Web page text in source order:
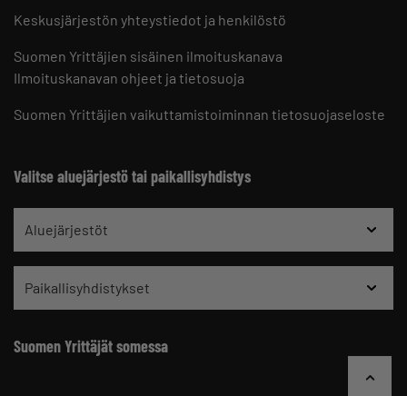
Keskusjärjestön yhteystiedot ja henkilöstö
Suomen Yrittäjien sisäinen ilmoituskanava
Ilmoituskanavan ohjeet ja tietosuoja
Suomen Yrittäjien vaikuttamistoiminnan tietosuojaseloste
Valitse aluejärjestö tai paikallisyhdistys
Aluejärjestöt
Paikallisyhdistykset
Suomen Yrittäjät somessa